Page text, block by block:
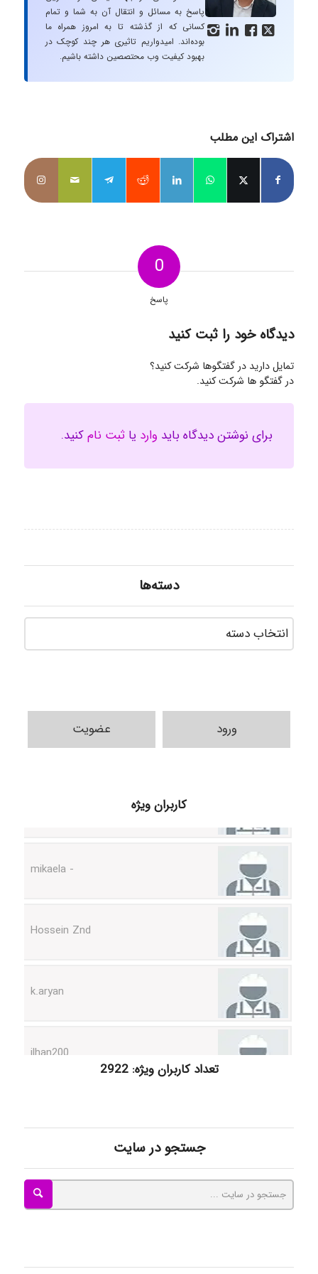
   
پاسخ به مسائل و انتقال آن به شما و تمام
کسانی که از گذشته تا به امروز همراه ما
بوده‌اند. امیدواریم تاثیری هر چند کوچک در
بهبود کیفیت وب محتصصین داشته باشیم.
اشتراک این مطلب
0
پاسخ
دیدگاه خود را ثبت کنید
تمایل دارید در گفتگوها شرکت کنید؟
در گفتگو ها شرکت کنید.
برای نوشتن دیدگاه باید وارد یا ثبت نامکنید.
دسته‌ها
ورود عضویت
کاربران ویژه
Tavan
akhtar shahsavandi
تعداد کاربران ویژه: 2922
جستجو در سایت